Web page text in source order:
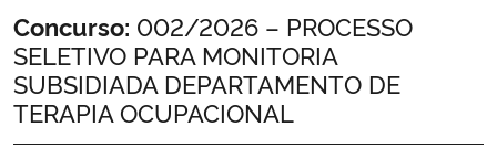
Ministério da Agricultura, Pecuária e Abastecimento
Ministério da Educação
Início do conteúdo
Concurso: 002/2026 – PROCESSO
SELETIVO PARA MONITORIA
SUBSIDIADA DEPARTAMENTO DE
TERAPIA OCUPACIONAL